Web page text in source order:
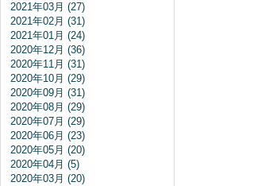
2021年03月 (27)
2021年02月 (31)
2021年01月 (24)
2020年12月 (36)
2020年11月 (31)
2020年10月 (29)
2020年09月 (31)
2020年08月 (29)
2020年07月 (29)
2020年06月 (23)
2020年05月 (20)
2020年04月 (5)
2020年03月 (20)